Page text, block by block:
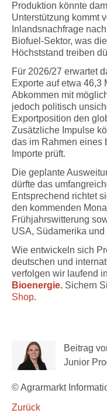
Produktion könnte
Unterstützung kommt
Inlandsnachfrage
Biofuel-Sektor, was
Höchststand treiben
Für 2026/27 erwartet
Exporte auf etwa 46,3
Abkommen mit
jedoch politisch
Exportposition den
Zusätzliche Impulse
das im Rahmen eines
Importe prüft.
Die geplante
dürfte das
Entsprechend richtet
den kommenden
Frühjahrswitterung
USA, Südamerika
Wie entwickeln sich
deutschen und
verfolgen wir laufend in
Bioenergie. Sichern
Shop.
Beitrag
Junior
© Agrarmarkt
Zurück